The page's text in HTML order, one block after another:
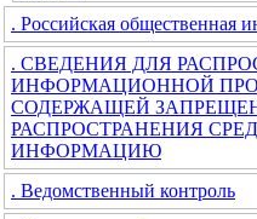
. Российская общественная
. СВЕДЕНИЯ ДЛЯ
ИНФОРМАЦИОННОЙ
СОДЕРЖАЩЕЙ
РАСПРОСТРАНЕНИЯ
ИНФОРМАЦИЮ
. Ведомственный контроль